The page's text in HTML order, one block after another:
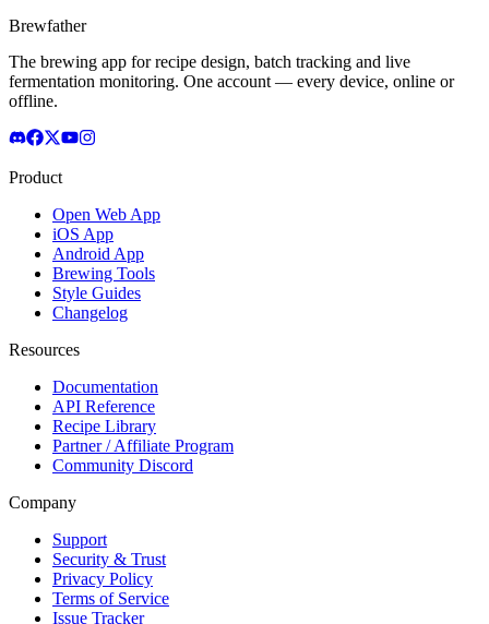
Brewfather
The brewing app for recipe design, batch tracking and live
fermentation monitoring. One account — every device, online or
offline.
Product
Open Web App
iOS App
Android App
Brewing Tools
Style Guides
Changelog
Resources
Documentation
API Reference
Recipe Library
Partner / Affiliate Program
Community Discord
Company
Support
Security & Trust
Privacy Policy
Terms of Service
Issue Tracker